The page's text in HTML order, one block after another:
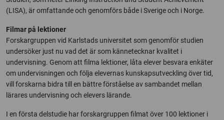
(LISA), är omfattande och genomförs både i Sverige och i Norge.
Filmar på lektioner
Forskargruppen vid Karlstads universitet som genomför studien
undersöker just nu vad det är som kännetecknar kvalitet i
undervisning. Genom att filma lektioner, låta elever besvara enkäter
om undervisningen och följa elevernas kunskapsutveckling över tid,
vill forskarna bidra till en bättre förståelse av sambandet mellan
lärares undervisning och elevers lärande.
I en första delstudie har forskargruppen filmat över 100 lektioner i